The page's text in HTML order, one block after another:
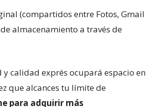
(compartidos entre Fotos, Gmail
almacenamiento a través de
calidad exprés ocupará espacio en
que alcances tu límite de
para adquirir más